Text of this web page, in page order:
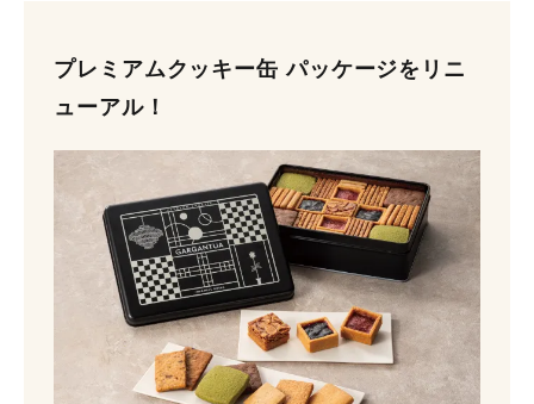
プレミアムクッキー缶 パッケージをリニ
ューアル！